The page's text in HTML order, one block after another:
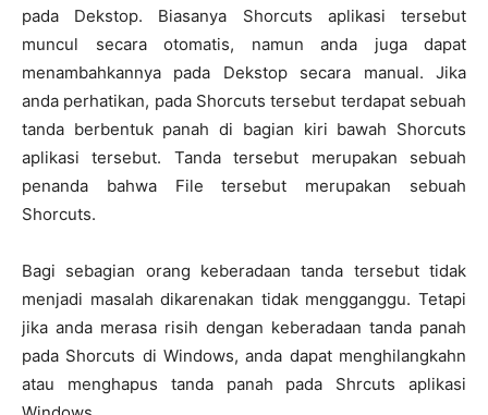
pada Dekstop. Biasanya Shorcuts aplikasi tersebut
muncul secara otomatis, namun anda juga dapat
menambahkannya pada Dekstop secara manual. Jika
anda perhatikan, pada Shorcuts tersebut terdapat sebuah
tanda berbentuk panah di bagian kiri bawah Shorcuts
aplikasi tersebut. Tanda tersebut merupakan sebuah
penanda bahwa File tersebut merupakan sebuah
Shorcuts.
Bagi sebagian orang keberadaan tanda tersebut tidak
menjadi masalah dikarenakan tidak mengganggu. Tetapi
jika anda merasa risih dengan keberadaan tanda panah
pada Shorcuts di Windows, anda dapat menghilangkahn
atau menghapus tanda panah pada Shrcuts aplikasi